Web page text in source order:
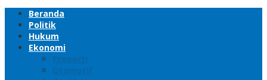
Beranda
Politik
Hukum
Ekonomi
Properti
Otomotif